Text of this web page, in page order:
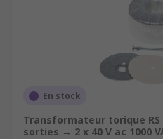
En stock
Transformateur torique RS
sorties → 2 x 40 V ac 1000